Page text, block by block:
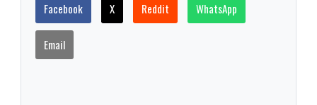
Facebook X Reddit WhatsApp
Email